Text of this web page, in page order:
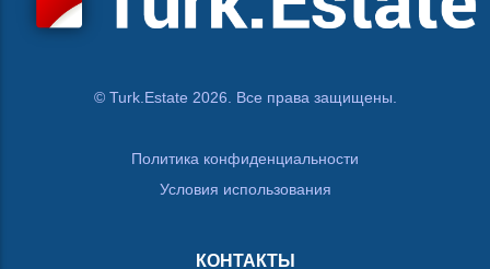
© Turk.Estate 2026. Все права защищены.
Политика конфиденциальности
Условия использования
КОНТАКТЫ